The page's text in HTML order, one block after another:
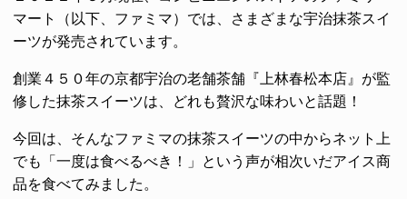
マート（以下、ファミマ）では、さまざまな宇治抹茶スイ
ーツが発売されています。
創業４５０年の京都宇治の老舗茶舗『上林春松本店』が監
修した抹茶スイーツは、どれも贅沢な味わいと話題！
今回は、そんなファミマの抹茶スイーツの中からネット上
でも「一度は食べるべき！」という声が相次いだアイス商
品を食べてみました。